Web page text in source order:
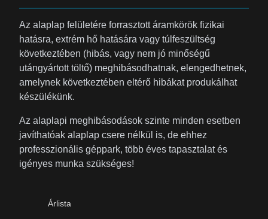
Az alaplap felületére forrasztott áramkörök fizikai
hatásra, extrém hő hatására vagy túlfeszültség
következtében (hibás, vagy nem jó minőségű
utángyártott töltő) meghibásodhatnak, elengedhetnek,
amelynek következtében eltérő hibákat produkálhat
készülékünk.
Az alaplapi meghibásodások szinte minden esetben
javíthatóak alaplap csere nélkül is, de ehhez
professzionális géppark, több éves tapasztalat és
igényes munka szükséges!
Árlista